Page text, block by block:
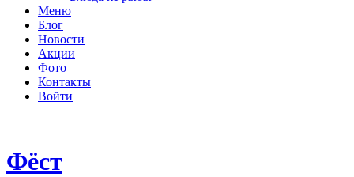
Меню
Блог
Новости
Акции
Фото
Контакты
Войти
Фёст